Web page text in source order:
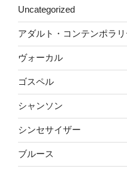
Uncategorized
アダルト・コンテンポラリ
ヴォーカル
ゴスペル
シャンソン
シンセサイザー
ブルース